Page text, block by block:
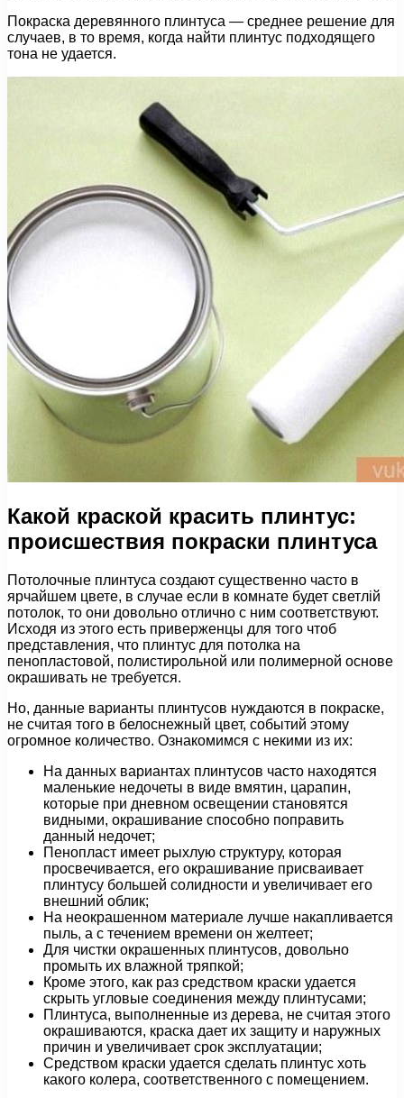
Покраска деревянного плинтуса — среднее решение для
случаев, в то время, когда найти плинтус подходящего
тона не удается.
Какой краской красить плинтус:
происшествия покраски плинтуса
Потолочные плинтуса создают существенно часто в
ярчайшем цвете, в случае если в комнате будет светлій
потолок, то они довольно отлично с ним соответствуют.
Исходя из этого есть приверженцы для того чтоб
представления, что плинтус для потолка на
пенопластовой, полистирольной или полимерной основе
окрашивать не требуется.
Но, данные варианты плинтусов нуждаются в покраске,
не считая того в белоснежный цвет, событий этому
огромное количество. Ознакомимся с некими из их:
На данных вариантах плинтусов часто находятся
маленькие недочеты в виде вмятин, царапин,
которые при дневном освещении становятся
видными, окрашивание способно поправить
данный недочет;
Пенопласт имеет рыхлую структуру, которая
просвечивается, его окрашивание присваивает
плинтусу большей солидности и увеличивает его
внешний облик;
На неокрашенном материале лучше накапливается
пыль, а с течением времени он желтеет;
Для чистки окрашенных плинтусов, довольно
промыть их влажной тряпкой;
Кроме этого, как раз средством краски удается
скрыть угловые соединения между плинтусами;
Плинтуса, выполненные из дерева, не считая этого
окрашиваются, краска дает их защиту и наружных
причин и увеличивает срок эксплуатации;
Средством краски удается сделать плинтус хоть
какого колера, соответственного с помещением.